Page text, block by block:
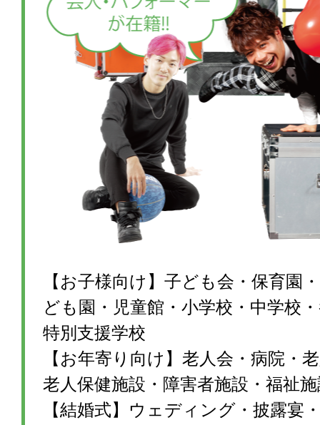
【お子様向け】子ども会・保育園
ども園・児童館・小学校・中学校
特別支援学校
【お年寄り向け】老人会・病院・
老人保健施設・障害者施設・福祉
【結婚式】ウェディング・披露宴